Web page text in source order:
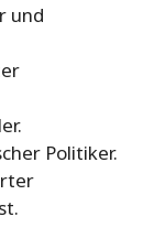
und
Politiker.